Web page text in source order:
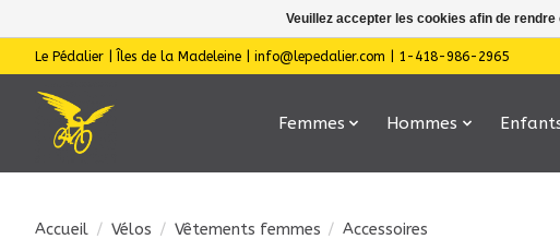
Le Pédalier | Îles de la Madeleine | info@lepedalier.com | 1-418-986-2965
Femmes Hommes
Accueil / Vélos / Vêtements femmes / Accessoires
Veuillez accepter les cookies afin de